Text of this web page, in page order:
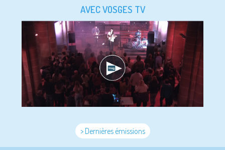
AVEC VOSGES TV
> Dernières émissions